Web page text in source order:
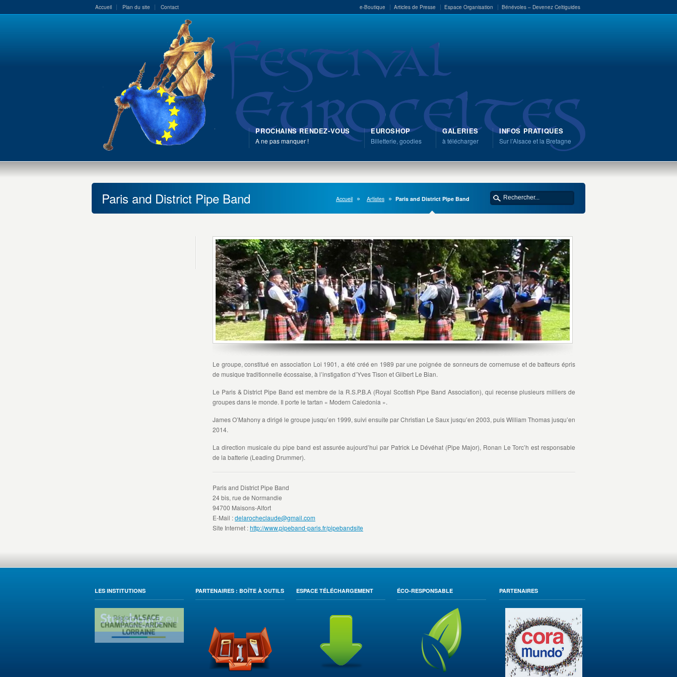
Accueil Plan du site Contact e-Boutique Articles de Presse Espace Organisation Bénévoles – Devenez Celtiguides
PROCHAINS RENDEZ-VOUS
A ne pas manquer !
EUROSHOP
Billetterie, goodies
GALERIES
à télécharger
INFOS PRATIQUES
Sur l’Alsace et la Bretagne
Paris and District Pipe Band Accueil Artistes Paris and District Pipe Band
Le groupe, constitué en association Loi 1901, a été créé en 1989 par une poignée de sonneurs de cornemuse et de batteurs épris
de musique traditionnelle écossaise, à l’instigation d’Yves Tison et Gilbert Le Bian.
Le Paris & District Pipe Band est membre de la R.S.P.B.A (Royal Scottish Pipe Band Association), qui recense plusieurs milliers de
groupes dans le monde. Il porte le tartan « Modern Caledonia ».
James O’Mahony a dirigé le groupe jusqu’en 1999, suivi ensuite par Christian Le Saux jusqu’en 2003, puis William Thomas jusqu’en
2014.
La direction musicale du pipe band est assurée aujourd’hui par Patrick Le Dévéhat (Pipe Major), Ronan Le Torc’h est responsable
de la batterie (Leading Drummer).
Paris and District Pipe Band
24 bis, rue de Normandie
94700 Maisons-Alfort
E-Mail :delarocheclaude@gmail.com
Site Internet :http://www.pipeband-paris.fr/pipebandsite
LES INSTITUTIONS PARTENAIRES : BOÎTE À OUTILS ESPACE TÉLÉCHARGEMENT ÉCO-RESPONSABLE PARTENAIRES